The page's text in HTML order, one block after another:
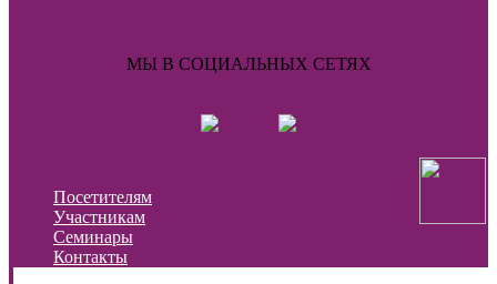
МЫ В СОЦИАЛЬНЫХ СЕТЯХ
Посетителям
Участникам
Семинары
Контакты